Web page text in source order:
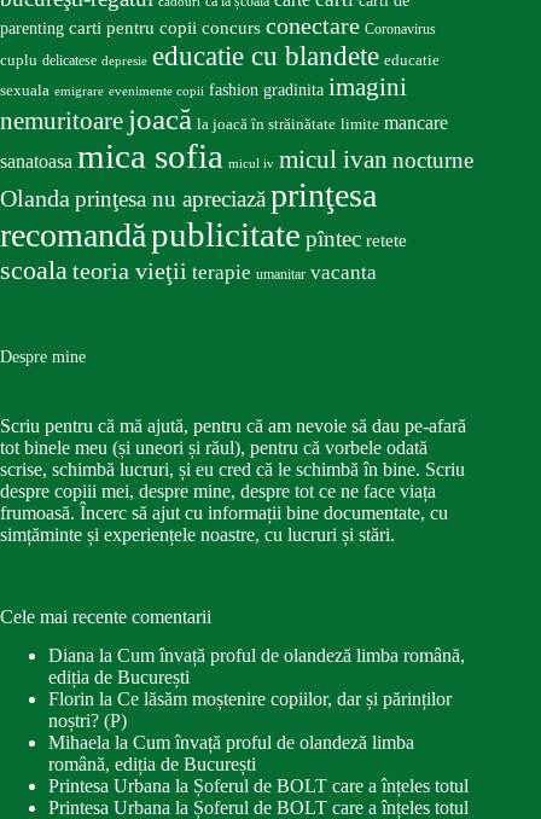
parenting carti pentru copii concurs conectare Coronavirus
cuplu delicatese depresie educatie cu blandete educatie
sexuala emigrare evenimente copii fashion gradinita imagini
nemuritoare joacă la joacă în străinătate limite mancare
sanatoasa mica sofia micul iv micul ivan nocturne
Olanda prinţesa nu apreciază prinţesa
recomandăpublicitate pîntec retete
scoala teoria vieţii terapie umanitar vacanta
Despre mine
Scriu pentru că mă ajută, pentru că am nevoie să dau pe-afară
tot binele meu (și uneori și răul), pentru că vorbele odată
scrise, schimbă lucruri, și eu cred că le schimbă în bine. Scriu
despre copiii mei, despre mine, despre tot ce ne face viața
frumoasă. Încerc să ajut cu informații bine documentate, cu
simțăminte și experiențele noastre, cu lucruri și stări.
Cele mai recente comentarii
Diana la Cum învață proful de olandeză limba română,
ediția de București
Florin la Ce lăsăm moștenire copiilor, dar și părinților
noștri? (P)
Mihaela la Cum învață proful de olandeză limba
română, ediția de București
Printesa Urbana la Șoferul de BOLT care a înțeles totul
Printesa Urbana la Șoferul de BOLT care a înțeles totul